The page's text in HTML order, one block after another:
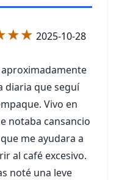
2025-10-28
diaria que seguí
Vivo en
notaba cansancio
me ayudara a
al café excesivo.
noté una leve